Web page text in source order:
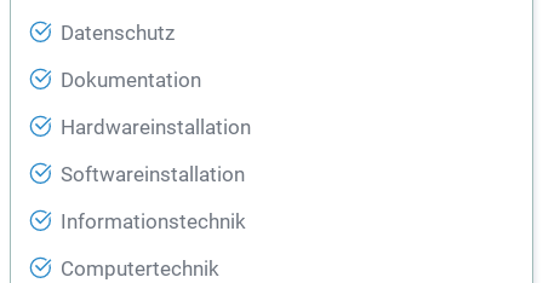
Datenschutz
Dokumentation
Hardwareinstallation
Softwareinstallation
Informationstechnik
Computertechnik